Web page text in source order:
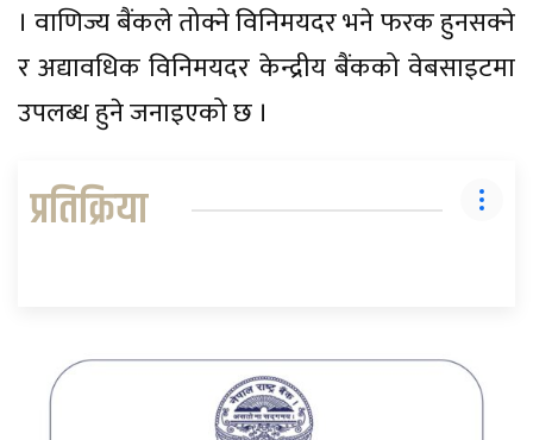
। वाणिज्य बैंकले तोक्ने विनिमयदर भने फरक हुनसक्ने
र अद्यावधिक विनिमयदर केन्द्रीय बैंकको वेबसाइटमा
उपलब्ध हुने जनाइएको छ ।
प्रतिक्रिया